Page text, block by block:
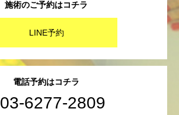
施術のご予約はコチラ
LINE予約
電話予約はコチラ
03-6277-2809